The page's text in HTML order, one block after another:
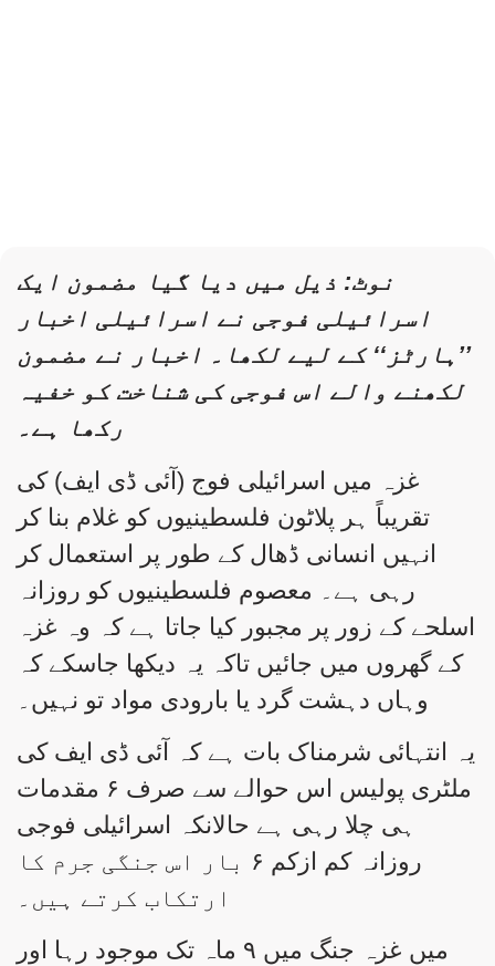
نوٹ: ذیل میں دیا گیا مضمون ایک
اسرائیلی فوجی نے اسرائیلی اخبار
’’ہارٹز‘‘ کے لیے لکھا۔ اخبار نے مضمون
لکھنے والے اس فوجی کی شناخت کو خفیہ
رکھا ہے۔
غزہ میں اسرائیلی فوج (آئی ڈی ایف) کی
تقریباً ہر پلاٹون فلسطینیوں کو غلام بنا کر
انہیں انسانی ڈھال کے طور پر استعمال کر
رہی ہے۔ معصوم فلسطینیوں کو روزانہ
اسلحے کے زور پر مجبور کیا جاتا ہے کہ وہ غزہ
کے گھروں میں جائیں تاکہ یہ دیکھا جاسکے کہ
وہاں دہشت گرد یا بارودی مواد تو نہیں۔
یہ انتہائی شرمناک بات ہے کہ آئی ڈی ایف کی
ملٹری پولیس اس حوالے سے صرف ۶ مقدمات
ہی چلا رہی ہے حالانکہ اسرائیلی فوجی
روزانہ کم ازکم ۶ بار اس جنگی جرم کا
ارتکاب کرتے ہیں۔
میں غزہ جنگ میں ۹ ماہ تک موجود رہا اور